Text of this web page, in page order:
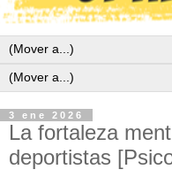
3 ene 2026
La fortaleza
deportistas